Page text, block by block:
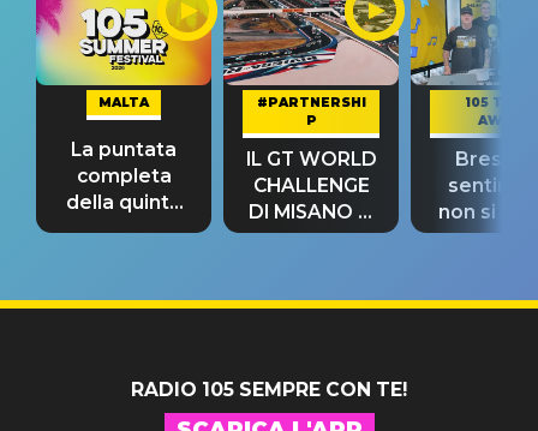
MALTA
La puntata
completa
della quinta
tappa
#PARTNERSHI
P
IL GT WORLD
CHALLENGE
DI MISANO si
riconferma
105 TAKE
AWAY
Bresh:
non si
fino alla
RADIO 105 SEMPRE CON TE!